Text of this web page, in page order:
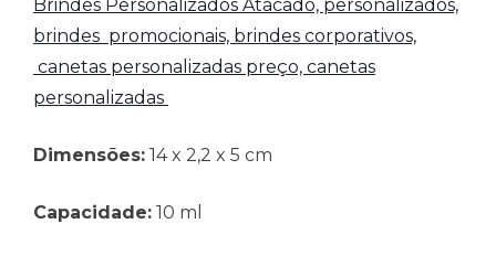
Brindes Personalizados Atacado, personalizados,
brindes promocionais, brindes corporativos,
canetas personalizadas preço, canetas
personalizadas
Dimensões: 14 x 2,2 x 5 cm
Capacidade: 10 ml